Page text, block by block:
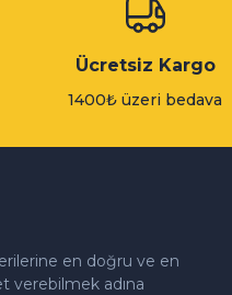
Ücretsiz Kargo
1400₺ üzeri bedava
en doğru ve en
verebilmek adına